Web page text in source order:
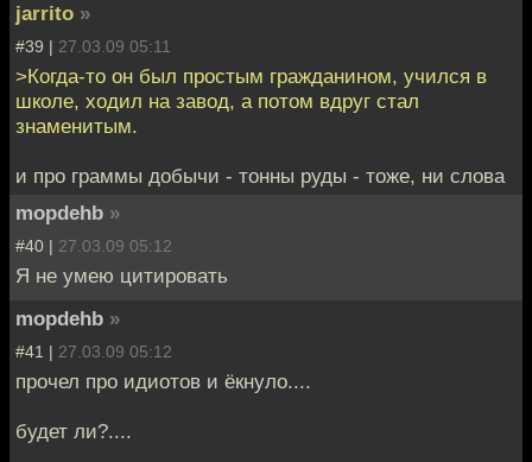
jarrito »
#39 | 27.03.09 05:11
>Когда-то он был простым гражданином, учился в
школе, ходил на завод, а потом вдруг стал
знаменитым.
и про граммы добычи - тонны руды - тоже, ни слова
mopdehb »
#40 | 27.03.09 05:12
Я не умею цитировать
mopdehb »
#41 | 27.03.09 05:12
прочел про идиотов и ёкнуло....
будет ли?....